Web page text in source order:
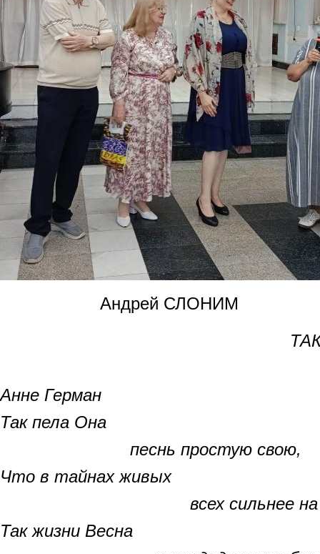
Андрей СЛОНИМ
ТАК ПЕЛА
Анне Герман
Так пела Она
песнь простую свою,
Что в тайнах живых
всех сильнее на
Так жизни Весна